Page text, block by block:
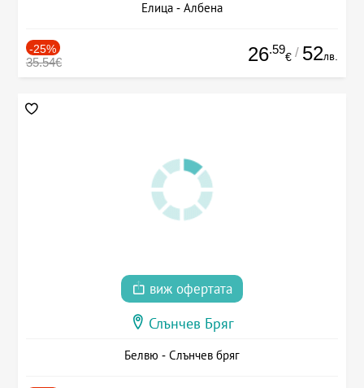
Елица - Албена
-25%
35.54€ 26.59
€ / 52лв.
виж офертата
Слънчев Бряг
Белвю - Слънчев бряг